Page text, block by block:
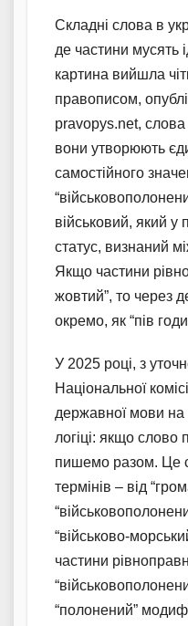
Складні слова в
де частини мусять
картина вийшла
правописом,
pravopys.net,
вони утворюють
самостійного
військовий, який у
статус, визнаний
Якщо частини
жовтий”, то через
окремо, як “пів
У 2025 році, з
Національної
державної мови на
логіці: якщо слово
пишемо разом. Це
термінів – від
“військово-
частини
“полонений”